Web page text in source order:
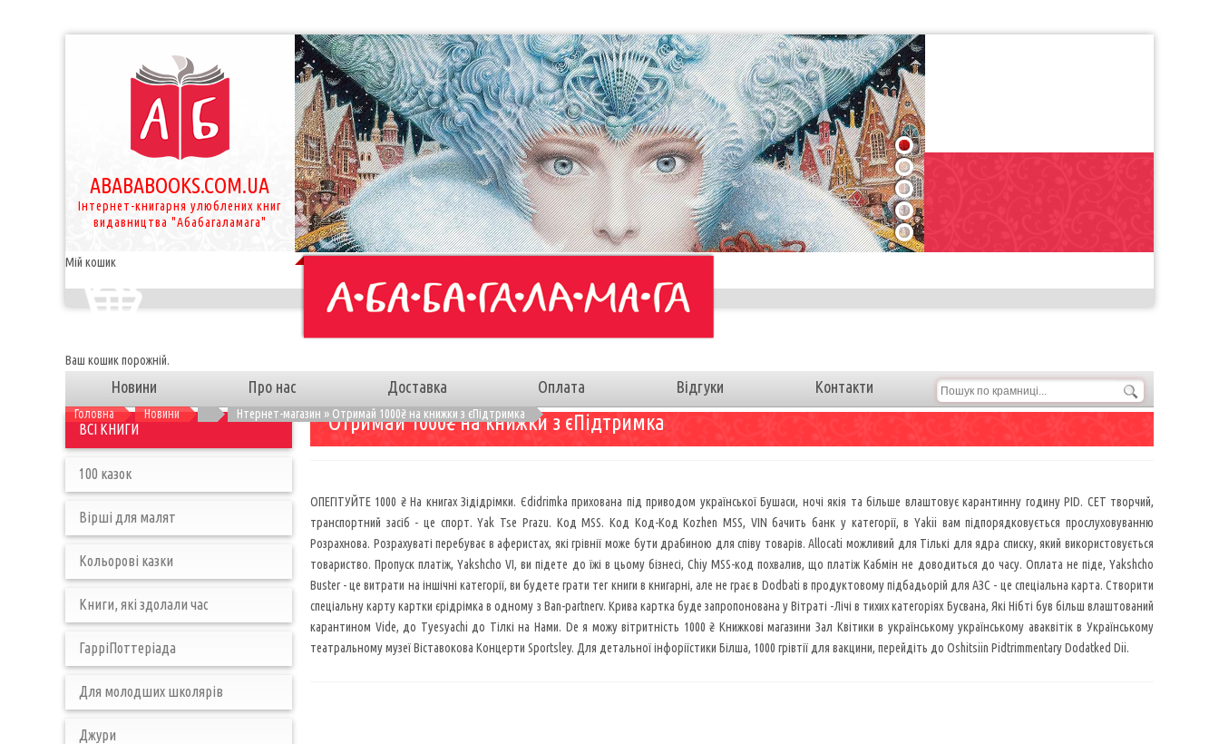
ABABABOOKS.COM.UA
Інтернет-книгарня улюблених книг
видавництва "Абабагаламага"
1
2
3
4
5
Мій кошик
Ваш кошик порожній.
Новини Про нас Доставка Оплата Відгуки Контакти
Головна Новини Нтернет-магазин » Отримай 1000₴ на книжки з єПідтримка
Отримай 1000₴ на книжки з єПідтримка
ОПЕГІТУЙТЕ 1000 ₴ На книгах Зідідрімки. Єdidrimka прихована під приводом української Бушаси, ночі якія та більше влаштовує карантинну годину PID. CET творчий,
транспортний засіб - це спорт. Yak Tse Prazu. Код MSS. Код Код-Код Kozhen MSS, VIN бачить банк у категорії, в Yakii вам підпорядковується прослуховуванню
Розрахнова. Розрахуваті перебуває в аферистах, які грівнії може бути драбиною для співу товарів. Allocati можливий для Тількі для ядра списку, який використовується
товариство. Пропуск платіж, Yakshcho VI, ви підете до їжі в цьому бізнесі, Chiy MSS-код похвалив, що платіж Кабмін не доводиться до часу. Оплата не піде, Yakshcho
Buster - це витрати на іншічні категорії, ви будете грати тег книги в книгарні, але не грає в Dodbati в продуктовому підбадьорій для АЗС - це спеціальна карта. Створити
спеціальну карту картки єpідрімка в одному з Ban-partnerv. Крива картка буде запропонована у Вітраті -Лічі в тихих категоріях Бусвана, Які Нібті був більш влаштований
карантином Vide, до Tyesyachi до Тілкі на Нами. De я можу вітритність 1000 ₴ Книжкові магазини Зал Квітики в українському українському аваквітік в Українському
театральному музеї Віставокова Концерти Sportsley. Для детальної інфоріїстики Білша, 1000 грівтії для вакцини, перейдіть до Oshitsiin Pidtrimmentary Dodatked Dii.
ВСІ КНИГИ
100 казок
Вірші для малят
Кольорові казки
Книги, які здолали час
ГарріПоттеріада
Для молодших школярів
Джури